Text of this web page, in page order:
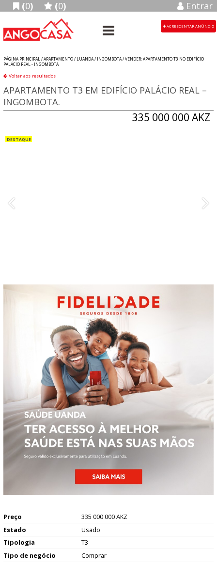
(0) (0) Entrar
ACRESCENTAR ANÚNCIO
PÁGINA PRINCIPAL /APARTAMENTO/ LUANDA/ INGOMBOTA/VENDER: APARTAMENTO T3 NO EDIFÍCIO
PALÁCIO REAL - INGOMBOTA
Voltar aos resultados
335 000 000 AKZ
APARTAMENTO T3 EM EDIFÍCIO PALÁCIO REAL –
INGOMBOTA.
Preço
335 000 000 AKZ
Estado
Usado
Tipologia
T3
Tipo de negócio
Comprar